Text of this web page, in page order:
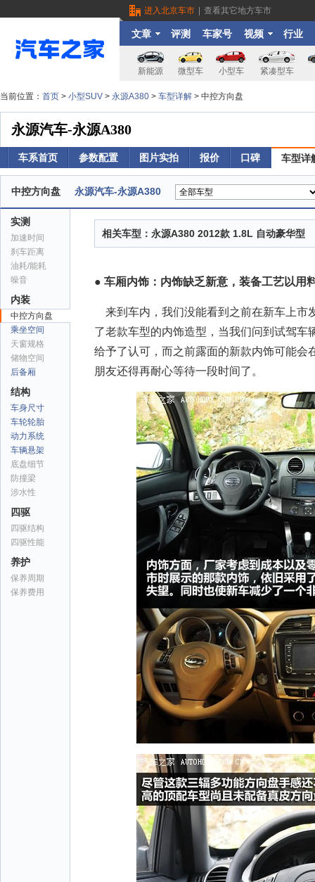
进入北京车市 查看其它地方车市
文章 评测 车家号 视频 行业
新能源 微型车 小型车 紧凑型车
当前位置： 首页 > 小型SUV > 永源A380 > 车型详解 > 中控方向盘
永源汽车-永源A380
车系首页 参数配置 图片实拍 报价 口碑 车型详
中控方向盘 永源汽车-永源A380
实测
加速时间
刹车距离
油耗/能耗
噪音
内装
中控方向盘
乘坐空间
天窗规格
储物空间
后备厢
结构
车身尺寸
车轮轮胎
动力系统
车辆悬架
底盘细节
防撞梁
涉水性
四驱
四驱结构
四驱性能
养护
保养周期
保养费用
相关车型： 永源A380 2012款 1.8L 自动豪华型
● 车厢内饰：内饰缺乏新意，装备工艺以用
来到车内，我们没能看到之前在新车上市
了老款车型的内饰造型，当我们问到试驾
给予了认可，而之前露面的新款内饰可能会
朋友还得再耐心等待一段时间了。